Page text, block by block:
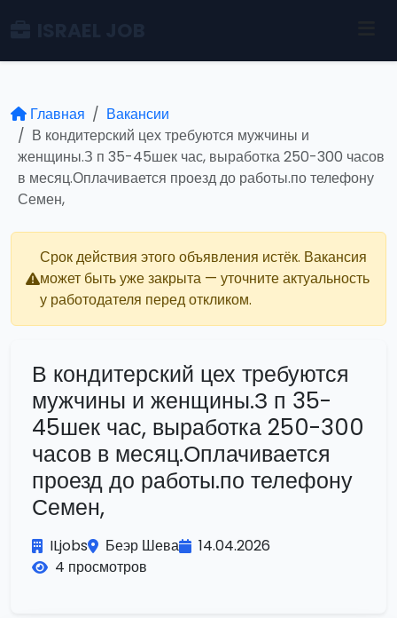
Главная
Вакансии
В кондитерский цех требуются мужчины и
женщины.З п 35-45шек час, выработка 250-300 часов
в месяц.Оплачивается проезд до работы.по телефону
Семен,
Срок действия этого объявления истёк. Вакансия
может быть уже закрыта — уточните актуальность
у работодателя перед откликом.
В кондитерский цех требуются
мужчины и женщины.З п 35-
45шек час, выработка 250-300
часов в месяц.Оплачивается
проезд до работы.по телефону
Семен,
ILjobs Беэр Шева
14.04.2026
4 просмотров